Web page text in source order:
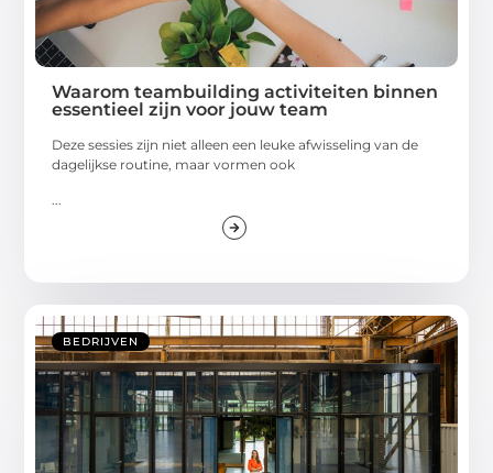
Waarom teambuilding activiteiten binnen
essentieel zijn voor jouw team
Deze sessies zijn niet alleen een leuke afwisseling van de
dagelijkse routine, maar vormen ook
...
BEDRIJVEN